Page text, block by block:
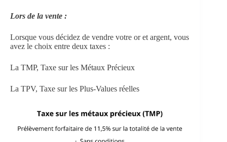
Lors de la vente :
Lorsque vous décidez de vendre votre or et argent, vous
avez le choix entre deux taxes :
La TMP, Taxe sur les Métaux Précieux
La TPV, Taxe sur les Plus-Values réelles